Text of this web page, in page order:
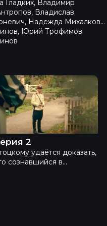
Гладких, Владимир
Владислав
Надежда Михалкова,
Юрий Трофимов
- Серия 2
2
удаётся доказать,
сознавшийся в
а настоящий